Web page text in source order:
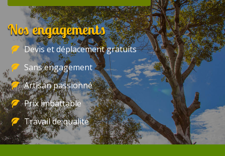
Nos engagements
Devis et déplacement gratuits
Sans engagement
Artisan passionné
Prix imbattable
Travail de qualité